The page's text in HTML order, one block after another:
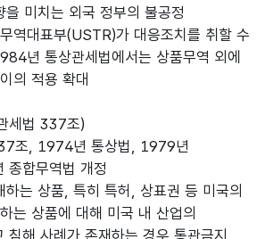
미치는 외국 정부의 불공정
역대표부(USTR)가 대응조치를 취할 수
년 통상관세법에서는 상품무역 외에
의 적용 확대
세법 337조)
조, 1974년 통상법, 1979년
합무역법 개정
는 상품, 특히 특허, 상표권 등 미국의
는 상품에 대해 미국 내 산업의
침해 사례가 존재하는 경우 통관금지